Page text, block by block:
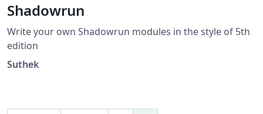
Shadowrun
Write your own Shadowrun modules in the style of 5th
edition
Suthek